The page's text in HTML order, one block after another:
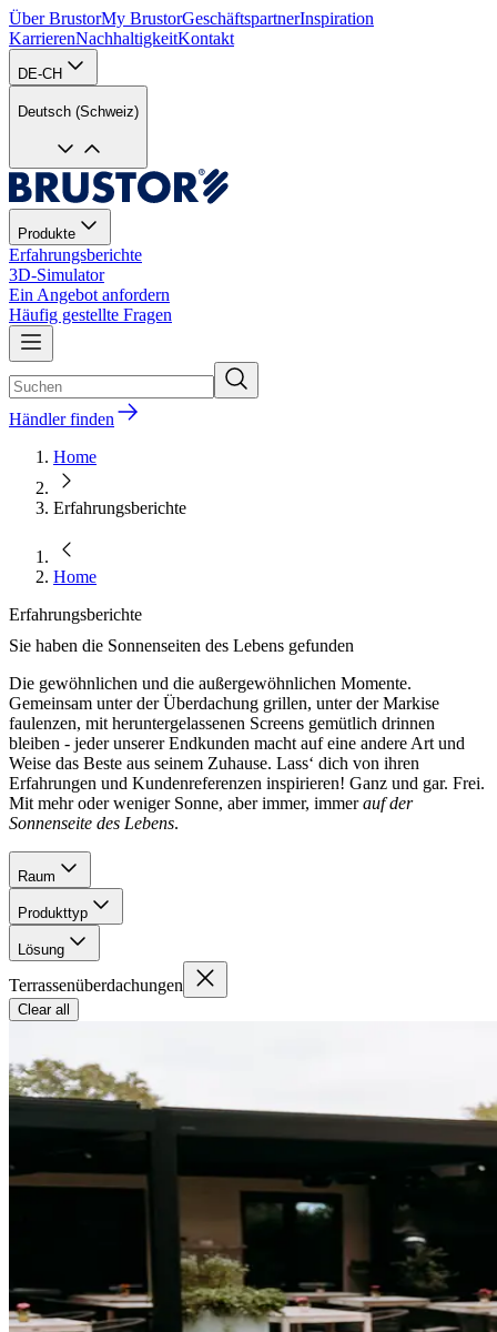
Über BrustorMy BrustorGeschäftspartnerInspiration
KarrierenNachhaltigkeitKontakt
DE-CH
Deutsch (Schweiz)
Produkte
Erfahrungsberichte
3D-Simulator
Ein Angebot anfordern
Häufig gestellte Fragen
Händler finden
Home
Erfahrungsberichte
Home
Erfahrungsberichte
Sie haben die Sonnenseiten des Lebens gefunden
Die gewöhnlichen und die außergewöhnlichen Momente.
Gemeinsam unter der Überdachung grillen, unter der Markise
faulenzen, mit heruntergelassenen Screens gemütlich drinnen
bleiben - jeder unserer Endkunden macht auf eine andere Art und
Weise das Beste aus seinem Zuhause. Lass‘ dich von ihren
Erfahrungen und Kundenreferenzen inspirieren! Ganz und gar. Frei.
Mit mehr oder weniger Sonne, aber immer, immerauf der
Sonnenseite des Lebens.
Raum
Produkttyp
Lösung
Terrassen­überdachungen
Clear all